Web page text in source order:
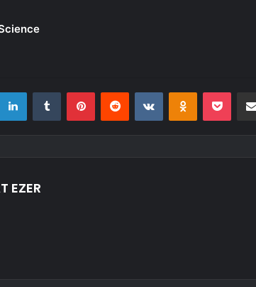
LinkedInTumblr PinterestReddit VKontakteOdnoklassniki
Pocket
EZER